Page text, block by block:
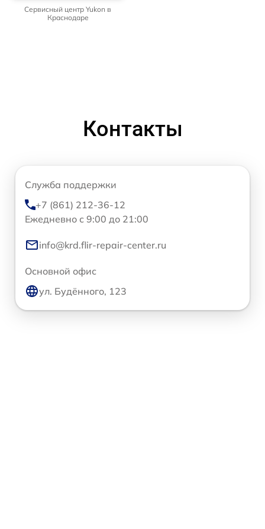
Сервисный центр Yukon в
Краснодаре
Контакты
Служба поддержки
+7 (861) 212-36-12
Ежедневно с 9:00 до 21:00
info@krd.flir-repair-center.ru
Основной офис
ул. Будённого, 123